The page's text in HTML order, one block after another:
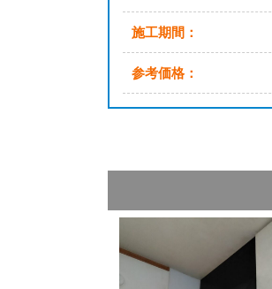
施工期間：
参考価格：